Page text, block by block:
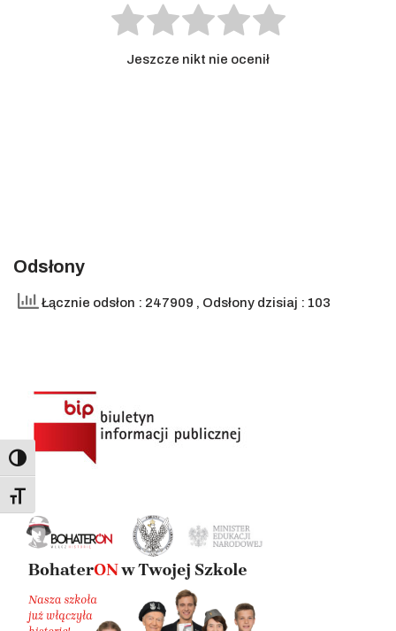
Toggle High Contrast
Toggle Font size
Jeszcze nikt nie ocenił
Odsłony
Łącznie odsłon : 247909 , Odsłony dzisiaj : 103